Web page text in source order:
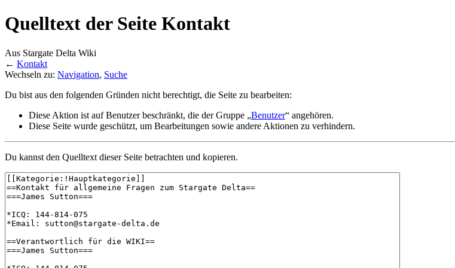
Quelltext der Seite Kontakt
Aus Stargate Delta Wiki
← Kontakt
Wechseln zu: Navigation, Suche
Du bist aus den folgenden Gründen nicht berechtigt, die Seite zu bearbeiten:
Diese Aktion ist auf Benutzer beschränkt, die der Gruppe „Benutzer“ angehören.
Diese Seite wurde geschützt, um Bearbeitungen sowie andere Aktionen zu verhindern.
Du kannst den Quelltext dieser Seite betrachten und kopieren.